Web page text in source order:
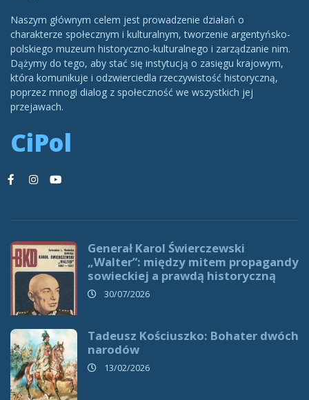
Naszym głównym celem jest prowadzenie działań o
charakterze społecznym i kulturalnym, tworzenie argentyńsko-
polskiego muzeum historyczno-kulturalnego i zarządzanie nim.
Dążymy do tego, aby stać się instytucją o zasięgu krajowym,
która komunikuje i odzwierciedla rzeczywistość historyczną,
poprzez mnogi dialog z społeczność we wszystkich jej
przejawach.
CiPol
Generał Karol Świerczewski
„Walter”: między mitem propagandy
sowieckiej a prawdą historyczną
30/07/2026
Tadeusz Kościuszko: Bohater dwóch
narodów
13/02/2026